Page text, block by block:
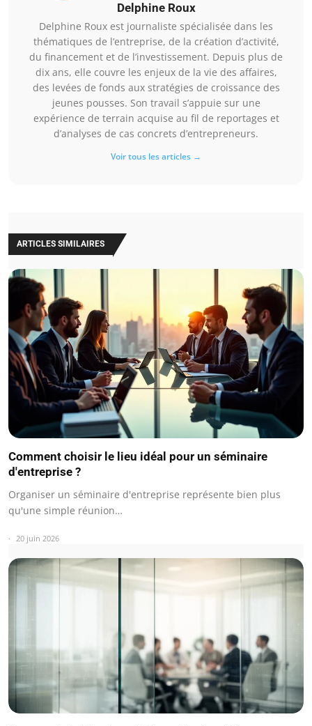
Delphine Roux
Delphine Roux est journaliste spécialisée dans les
thématiques de l’entreprise, de la création d’activité,
du financement et de l’investissement. Depuis plus de
dix ans, elle couvre les enjeux de la vie des affaires,
des levées de fonds aux stratégies de croissance des
jeunes pousses. Son travail s’appuie sur une
expérience de terrain acquise au fil de reportages et
d’analyses de cas concrets d’entrepreneurs.
Voir tous les articles →
ARTICLES SIMILAIRES
Comment choisir le lieu idéal pour un séminaire
d'entreprise ?
Organiser un séminaire d'entreprise représente bien plus
qu'une simple réunion…
20 juin 2026